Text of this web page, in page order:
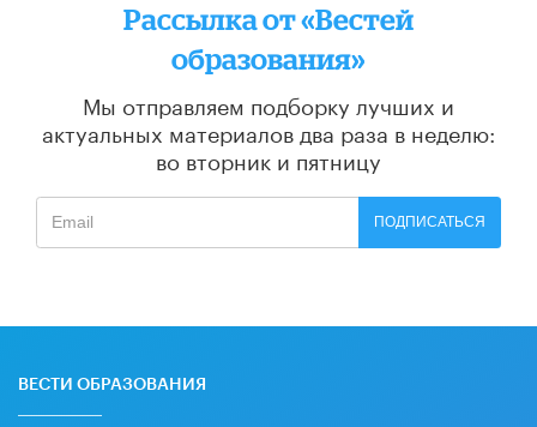
Рассылка от «Вестей
образования»
Мы отправляем подборку лучших и
актуальных материалов два раза в неделю:
во вторник и пятницу
ПОДПИСАТЬСЯ
ВЕСТИ ОБРАЗОВАНИЯ